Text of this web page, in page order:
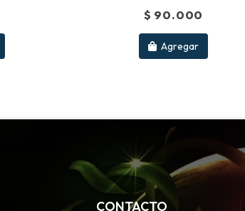
$ 90.000
Agregar
CONTACTO